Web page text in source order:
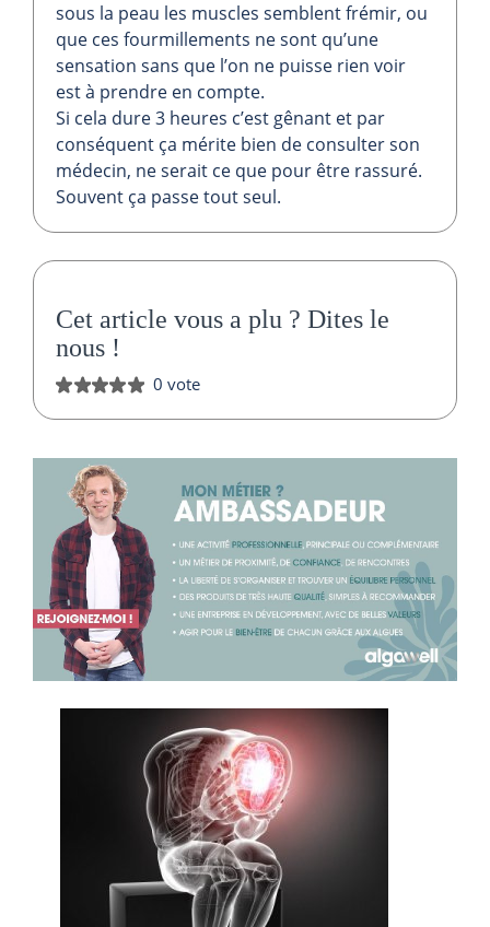
sous la peau les muscles semblent frémir, ou
que ces fourmillements ne sont qu’une
sensation sans que l’on ne puisse rien voir
est à prendre en compte.
Si cela dure 3 heures c’est gênant et par
conséquent ça mérite bien de consulter son
médecin, ne serait ce que pour être rassuré.
Souvent ça passe tout seul.
Cet article vous a plu ? Dites le
nous !
0 vote